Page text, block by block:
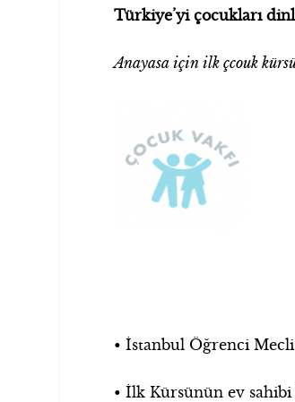
Türkiye’yi çocukları
Anayasa için ilk çcouk
• İstanbul Öğrenci
• İlk Kürsünün ev